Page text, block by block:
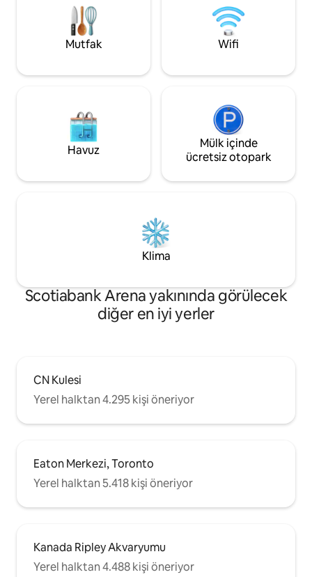
kablosuz internet bağlantısı ve süit içinde
çamaşır makinesi ve kurutucu
bulunmaktadır. Misafirlerin spor
salonuna ve açık havuza da erişimi vardır.
alışveriş
mesafesindedir.
verilir ve ziyaretçi
kurallar
Mutfak Wifi
Havuz
Mülk içinde
ücretsiz otopark
Klima
Scotiabank Arena yakınında görülecek
diğer en iyi yerler
CN Kulesi
Yerel halktan 4.295 kişi öneriyor
Eaton Merkezi, Toronto
Yerel halktan 5.418 kişi öneriyor
Kanada Ripley Akvaryumu
Yerel halktan 4.488 kişi öneriyor